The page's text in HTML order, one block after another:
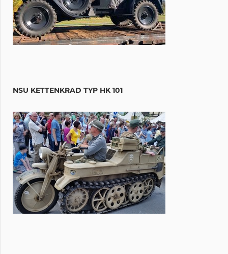
NSU KETTENKRAD TYP HK 101